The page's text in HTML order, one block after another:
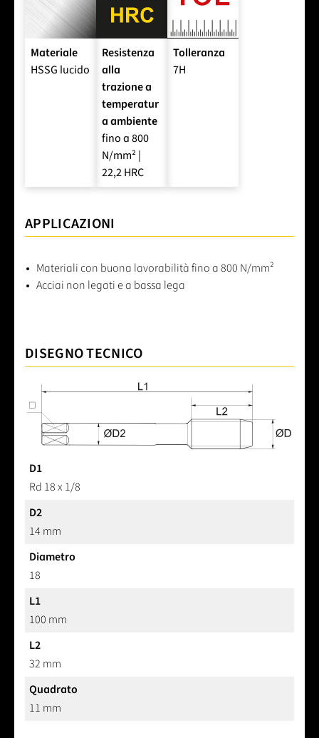
Materiale
HSSG lucido
Resistenza
alla
trazione a
temperatur
a ambiente
fino a 800
N/mm² |
22,2 HRC
Tolleranza
7H
APPLICAZIONI
Materiali con buona lavorabilità fino a 800 N/mm²
Acciai non legati e a bassa lega
DISEGNO TECNICO
D1
Rd 18 x 1/8
D2
14 mm
Diametro
18
L1
100 mm
L2
32 mm
Quadrato
11 mm